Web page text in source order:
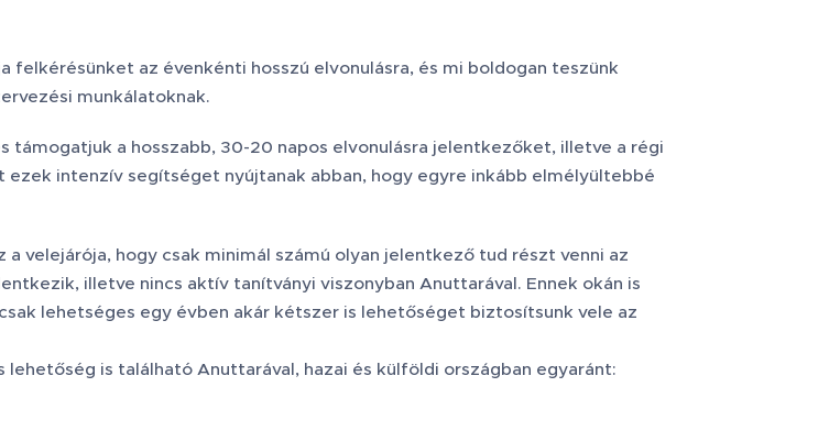
felkérésünket az évenkénti hosszú elvonulásra, és mi boldogan teszünk
munkálatoknak.
támogatjuk a hosszabb, 30-20 napos elvonulásra jelentkezőket, illetve a régi
intenzív segítséget nyújtanak abban, hogy egyre inkább elmélyültebbé
velejárója, hogy csak minimál számú olyan jelentkező tud részt venni az
illetve nincs aktív tanítványi viszonyban Anuttarával. Ennek okán is
lehetséges egy évben akár kétszer is lehetőséget biztosítsunk vele az
lehetőség is található Anuttarával, hazai és külföldi országban egyaránt: